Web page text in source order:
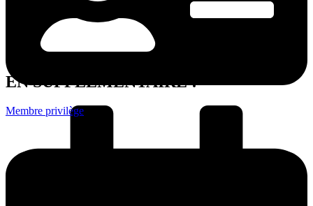
Membre privilège
EN SUPPLÉMENTAIRE !